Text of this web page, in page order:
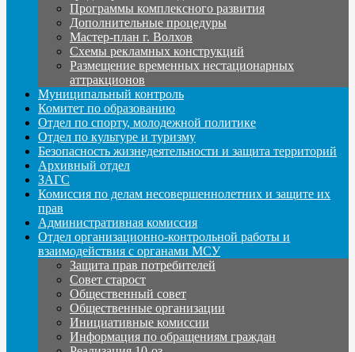
Программы комплексного развития
Дополнительные процедуры
Мастер-план г. Волхов
Схемы рекламных конструкций
Размещение временных нестационарных
аттракционов
Муниципальный контроль
Комитет по образованию
Отдел по спорту, молодежной политике
Отдел по культуре и туризму
Безопасность жизнедеятельности и защита территорий
Архивный отдел
ЗАГС
Комиссия по делам несовершеннолетних и защите их
прав
Административная комиссия
Отдел организационно-контрольной работы и
взаимодействия с органами МСУ
Защита прав потребителей
Совет старост
Общественный совет
Общественные организации
Инициативные комиссии
Информация по обращениям граждан